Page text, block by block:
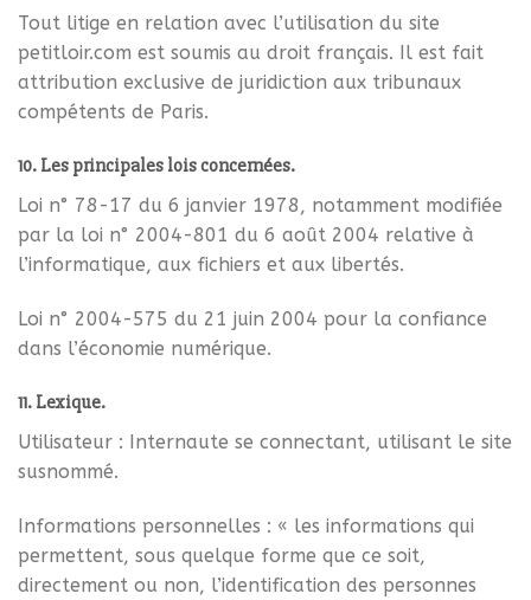
Tout litige en relation avec l’utilisation du site
petitloir.com est soumis au droit français. Il est fait
attribution exclusive de juridiction aux tribunaux
compétents de Paris.
10. Les principales lois concernées.
Loi n° 78-17 du 6 janvier 1978, notamment modifiée
par la loi n° 2004-801 du 6 août 2004 relative à
l’informatique, aux fichiers et aux libertés.
Loi n° 2004-575 du 21 juin 2004 pour la confiance
dans l’économie numérique.
11. Lexique.
Utilisateur : Internaute se connectant, utilisant le site
susnommé.
Informations personnelles : « les informations qui
permettent, sous quelque forme que ce soit,
directement ou non, l’identification des personnes